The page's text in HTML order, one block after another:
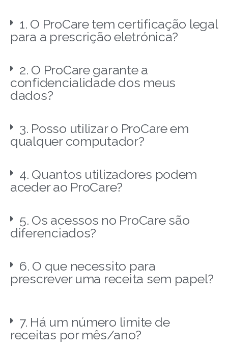
1. O ProCare tem certificação legal
para a prescrição eletrónica?
2. O ProCare garante a
confidencialidade dos meus
dados?
3. Posso utilizar o ProCare em
qualquer computador?
4. Quantos utilizadores podem
aceder ao ProCare?
5. Os acessos no ProCare são
diferenciados?
6. O que necessito para
prescrever uma receita sem papel?
7. Há um número limite de
receitas por mês/ano?